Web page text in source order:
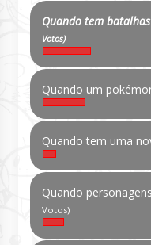
Quando tem
Votos)
Quando um
Quando tem uma
Quando
Votos)